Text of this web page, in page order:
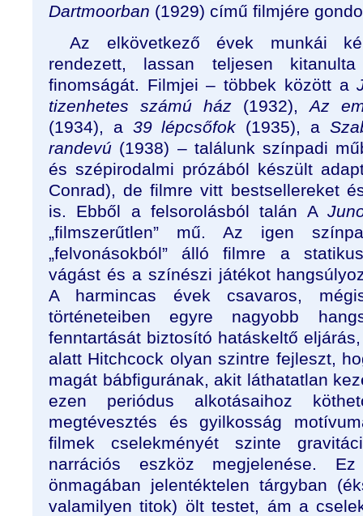
Dartmoorban (1929) című filmjére
Az elkövetkező évek munkái
rendezett, lassan teljesen
finomságát. Filmjei – többek között a
tizenhetes számú ház (1932),Az
(1934), a 39 lépcsőfok (1935), a
randevú (1938) – találunk színpadi
és szépirodalmi prózából készült
Conrad), de filmre vitt bestsellereket
is. Ebből a felsorolásból talán A
„filmszerűtlen” mű. Az igen
„felvonásokból” álló filmre a
vágást és a színészi játékot
A harmincas évek csavaros,
történeteiben egyre nagyobb
fenntartását biztosító hatáskeltő
alatt Hitchcock olyan szintre fejleszt,
magát bábfigurának, akit láthatatlan
ezen periódus alkotásaihoz
megtévesztés és gyilkosság
filmek cselekményét szinte
narrációs eszköz megjelenése.
önmagában jelentéktelen tárgyban
valamilyen titok) ölt testet, ám a